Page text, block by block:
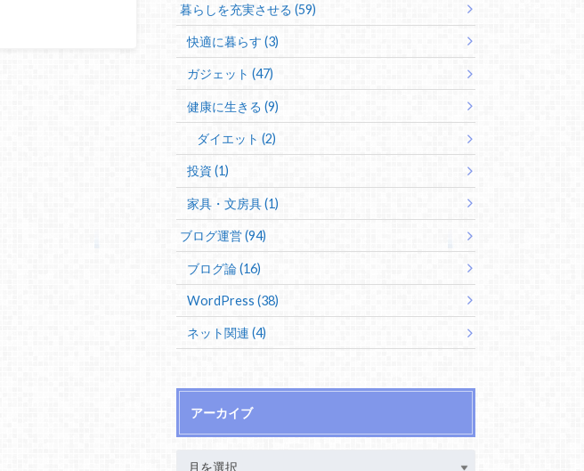
暮らしを充実させる (59)
快適に暮らす (3)
ガジェット (47)
健康に生きる (9)
ダイエット (2)
投資 (1)
家具・文房具 (1)
ブログ運営 (94)
ブログ論 (16)
WordPress (38)
ネット関連 (4)
アーカイブ